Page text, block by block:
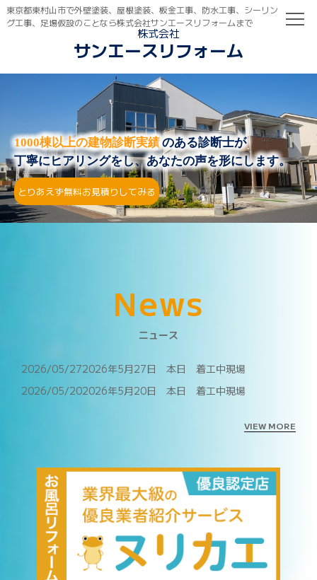
東京都東村山市で外壁塗装、屋根塗装、板金工事、防水工事、シーリン
グ工事、足場仮設のことなら株式会社サンエースリフォームまで
株式会社
サンエースリフォーム
ご依頼の流れ
ニュース
採用情報
正しい業者の選び方
ZOOM打ち合わせ
1000棟以上の建物診断実績のある診断士が
丁寧にヒアリングをし、あなたの声を形にします。
とりあえず無料お見積りしてみる
News
ニュース
2026/05/272026年5月27日 本日 着工中現場
2026/05/202026年5月20日 本日 着工中現場
VIEW MORE